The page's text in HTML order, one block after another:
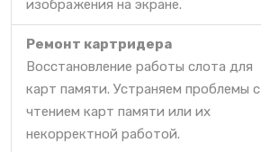
изображения на экране.
Ремонт картридера
Восстановление работы слота для
карт памяти. Устраняем проблемы с
чтением карт памяти или их
некорректной работой.